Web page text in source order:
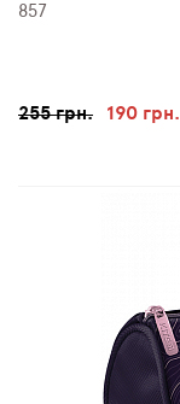
857
255 грн. 190 грн.